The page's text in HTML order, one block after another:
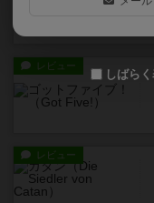
レビュー
レビュー
しばら